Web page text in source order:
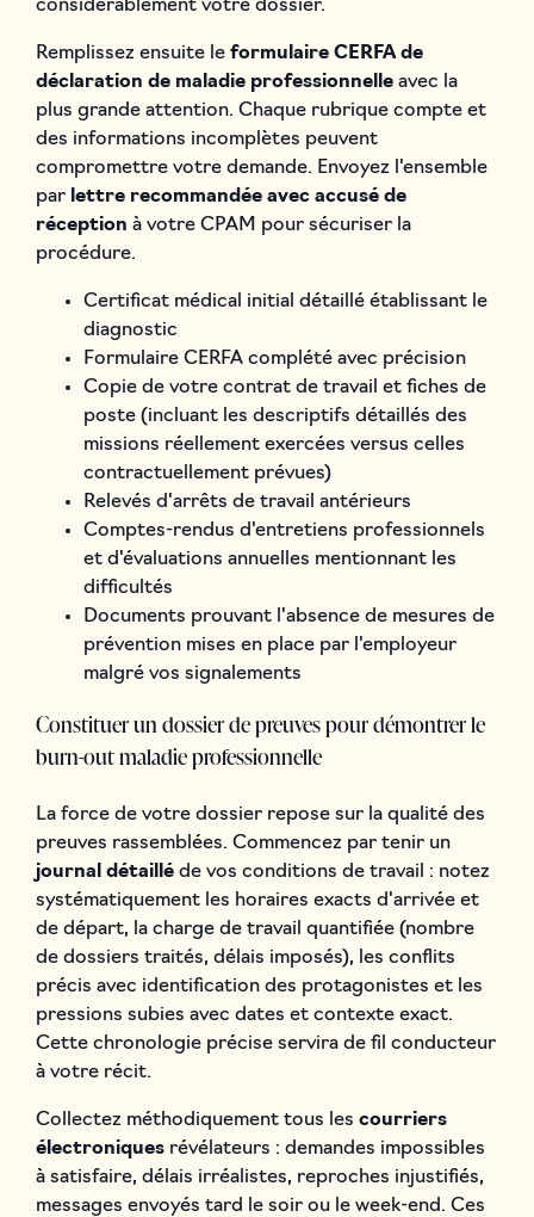
considérablement votre dossier.
Remplissez ensuite le formulaire CERFA de
déclaration de maladie professionnelleavec la
plus grande attention. Chaque rubrique compte et
des informations incomplètes peuvent
compromettre votre demande. Envoyez l'ensemble
par lettre recommandée avec accusé de
réception à votre CPAM pour sécuriser la
procédure.
Certificat médical initial détaillé établissant le
diagnostic
Formulaire CERFA complété avec précision
Copie de votre contrat de travail et fiches de
poste (incluant les descriptifs détaillés des
missions réellement exercées versus celles
contractuellement prévues)
Relevés d'arrêts de travail antérieurs
Comptes-rendus d'entretiens professionnels
et d'évaluations annuelles mentionnant les
difficultés
Documents prouvant l'absence de mesures de
prévention mises en place par l'employeur
malgré vos signalements
Constituer un dossier de preuves pour démontrer le
burn-out maladie professionnelle
La force de votre dossier repose sur la qualité des
preuves rassemblées. Commencez par tenir un
journal détailléde vos conditions de travail : notez
systématiquement les horaires exacts d'arrivée et
de départ, la charge de travail quantifiée (nombre
de dossiers traités, délais imposés), les conflits
précis avec identification des protagonistes et les
pressions subies avec dates et contexte exact.
Cette chronologie précise servira de fil conducteur
à votre récit.
Collectez méthodiquement tous les courriers
électroniquesrévélateurs : demandes impossibles
à satisfaire, délais irréalistes, reproches injustifiés,
messages envoyés tard le soir ou le week-end. Ces